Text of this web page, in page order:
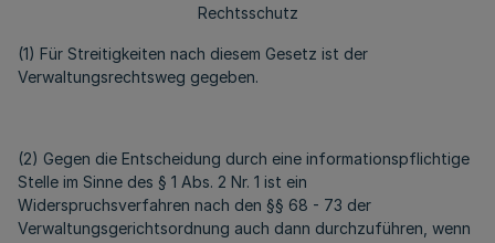
Rechtsschutz
(1) Für Streitigkeiten nach diesem Gesetz ist der
Verwaltungsrechtsweg gegeben.
(2) Gegen die Entscheidung durch eine informationspflichtige
Stelle im Sinne des § 1 Abs. 2 Nr. 1 ist ein
Widerspruchsverfahren nach den §§ 68 - 73 der
Verwaltungsgerichtsordnung auch dann durchzuführen, wenn